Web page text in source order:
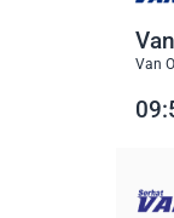
Van
Van